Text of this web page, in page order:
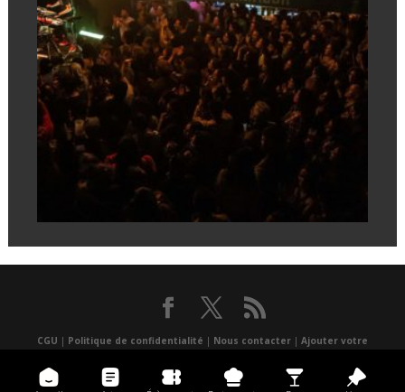
CGU | Politique de confidentialité | Nous contacter| Ajouter votre
mobile